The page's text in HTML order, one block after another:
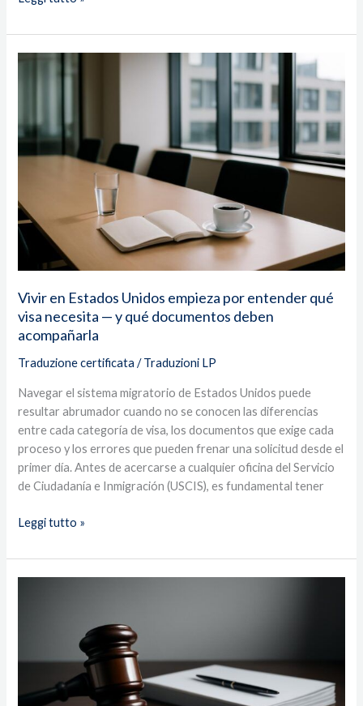
Vivir en Estados Unidos empieza por entender qué
visa necesita — y qué documentos deben
acompañarla
Traduzione certificata /Traduzioni LP
Navegar el sistema migratorio de Estados Unidos puede
resultar abrumador cuando no se conocen las diferencias
entre cada categoría de visa, los documentos que exige cada
proceso y los errores que pueden frenar una solicitud desde el
primer día. Antes de acercarse a cualquier oficina del Servicio
de Ciudadanía e Inmigración (USCIS), es fundamental tener
Vivir
empieza
por
visa
necesita
—
documentos
deben
acompañarla
Leggi tutto »
dos
—